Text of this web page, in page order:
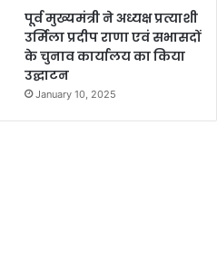
पूर्व मुख्यमंत्री ने अध्यक्ष प्रत्याशी
उर्मिला प्रदीप राणा एवं सभासदों
के चुनाव कार्यालय का किया
उद्घाटन
January 10, 2025